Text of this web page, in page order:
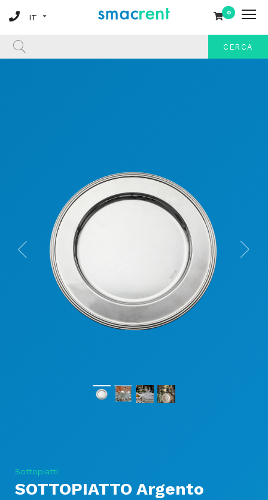
0
CERCA
Previous
Sottopiatti
SOTTOPIATTO Argento